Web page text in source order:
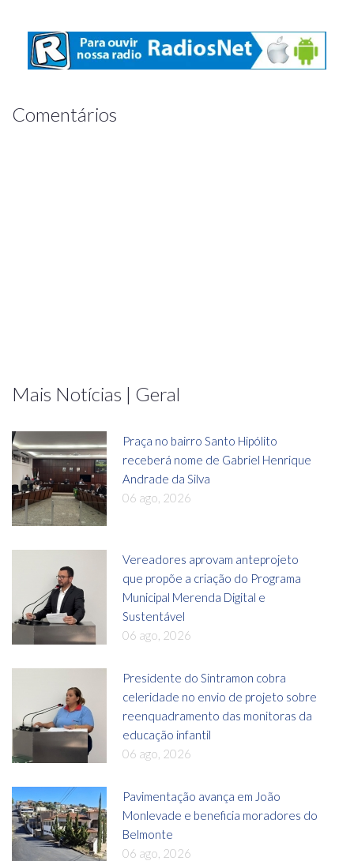
Comentários
Mais Notícias | Geral
Praça no bairro Santo Hipólito
receberá nome de Gabriel Henrique
Andrade da Silva
06 ago, 2026
Vereadores aprovam anteprojeto
que propõe a criação do Programa
Municipal Merenda Digital e
Sustentável
06 ago, 2026
Presidente do Sintramon cobra
celeridade no envio de projeto sobre
reenquadramento das monitoras da
educação infantil
06 ago, 2026
Pavimentação avança em João
Monlevade e beneficia moradores do
Belmonte
06 ago, 2026